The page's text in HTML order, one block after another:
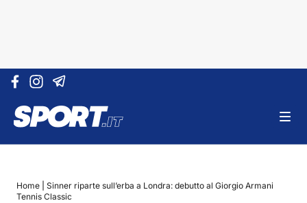
Vai al contenuto
Home
Sinner riparte sull’erba a Londra: debutto al Giorgio Armani
Tennis Classic